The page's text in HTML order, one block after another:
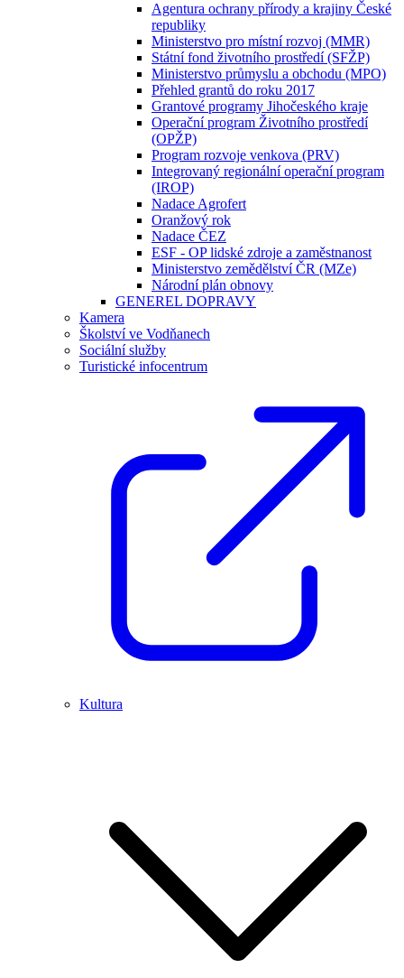
Agentura ochrany přírody a krajiny České
republiky
Ministerstvo pro místní rozvoj (MMR)
Státní fond životního prostředí (SFŽP)
Ministerstvo průmyslu a obchodu (MPO)
Přehled grantů do roku 2017
Grantové programy Jihočeského kraje
Operační program Životního prostředí
(OPŽP)
Program rozvoje venkova (PRV)
Integrovaný regionální operační program
(IROP)
Nadace Agrofert
Oranžový rok
Nadace ČEZ
ESF - OP lidské zdroje a zaměstnanost
Ministerstvo zemědělství ČR (MZe)
Národní plán obnovy
GENEREL DOPRAVY
Kamera
Školství ve Vodňanech
Sociální služby
Turistické infocentrum
Kultura